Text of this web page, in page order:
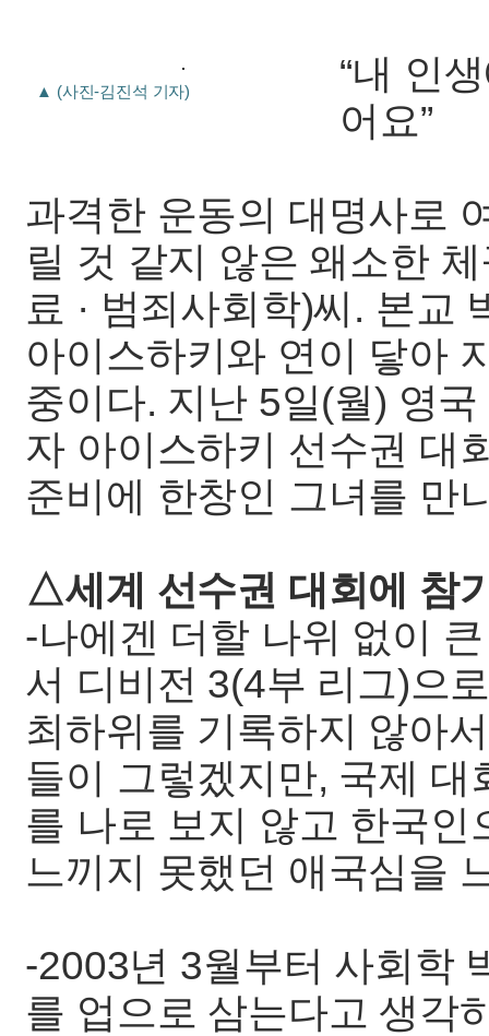
▲ (사진-김진석 기자)
“내 인
어요”
과격한 운동의 대명사로
릴 것 같지 않은 왜소한
료 · 범죄사회학)씨. 본교
아이스하키와 연이 닿아
중이다. 지난 5일(월) 영
자 아이스하키 선수권 대
준비에 한창인 그녀를 만
△세계 선수권 대회에 참
-나에겐 더할 나위 없이
서 디비전 3(4부 리그)으
최하위를 기록하지 않아
들이 그렇겠지만, 국제
를 나로 보지 않고 한국
느끼지 못했던 애국심을
-2003년 3월부터 사회학
를 업으로 삼는다고 생각